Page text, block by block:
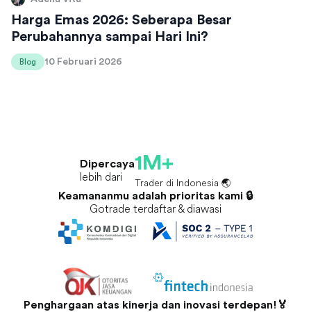
Harga Emas 2026: Seberapa Besar
Perubahannya sampai Hari Ini?
Blog 10 Februari 2026
Dipercaya
lebih dari
1M+
Trader di Indonesia 🌏
Keamananmu adalah prioritas kami 🔒
Gotrade terdaftar & diawasi
Penghargaan atas kinerja dan inovasi terdepan!🏅